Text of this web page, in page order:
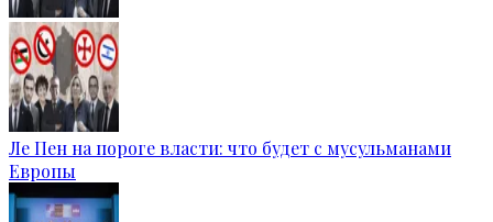
Ле Пен на пороге власти: что будет с мусульманами
Европы